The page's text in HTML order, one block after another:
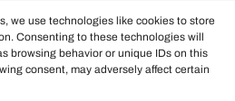
we use technologies like cookies to store
Consenting to these technologies will
browsing behavior or unique IDs on this
consent, may adversely affect certain
Grove Marina